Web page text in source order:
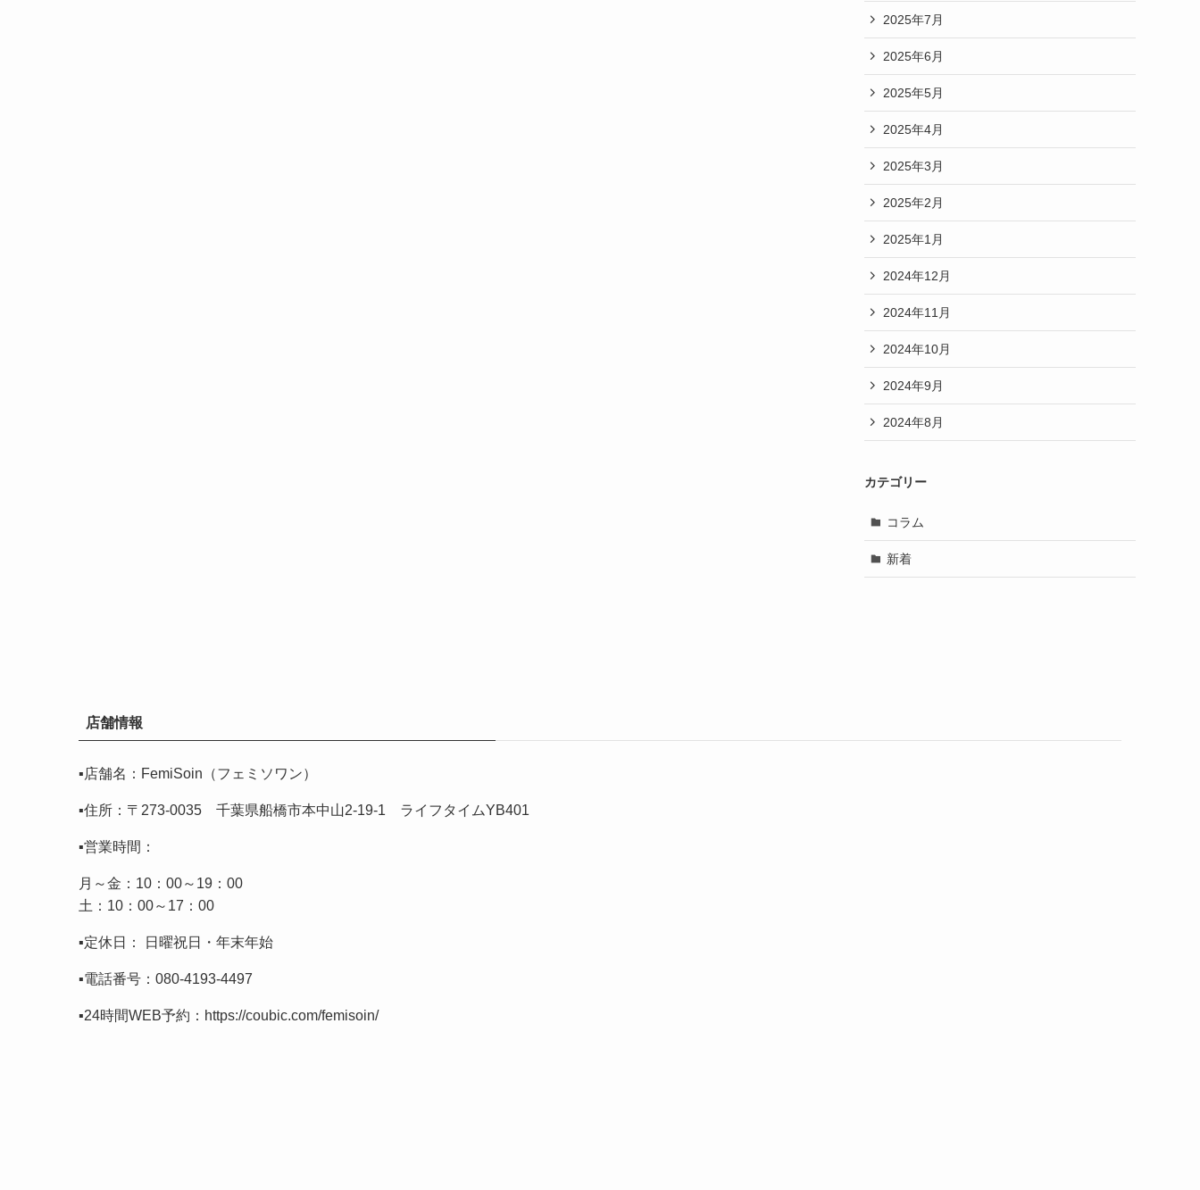
2025年7月
2025年6月
2025年5月
2025年4月
2025年3月
2025年2月
2025年1月
2024年12月
2024年11月
2024年10月
2024年9月
2024年8月
カテゴリー
コラム
新着
店舗情報
▪️店舗名：FemiSoin（フェミソワン）
▪️住所：〒273-0035 千葉県船橋市本中山2-19-1 ライフタイムYB401
▪️営業時間：
月～金：10：00～19：00
土：10：00～17：00
▪️定休日： 日曜祝日・年末年始
▪️電話番号： 080-4193-4497
▪️24時間WEB予約： https://coubic.com/femisoin/